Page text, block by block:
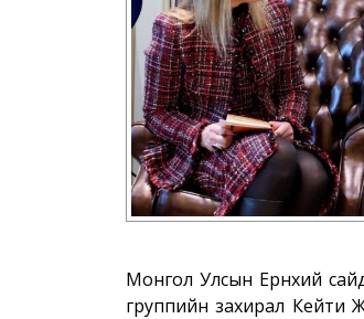
Монгол Улсын Ерөнхий
группийн захирал Кейти